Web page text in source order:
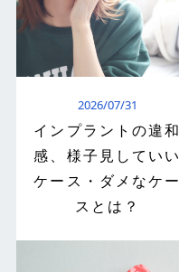
2026/07/31
インプラントの違和
感、様子見していい
ケース・ダメなケー
スとは？